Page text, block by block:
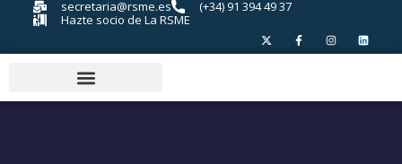
secretaria@rsme.es
(+34) 91 394 49 37
Hazte socio de La RSME